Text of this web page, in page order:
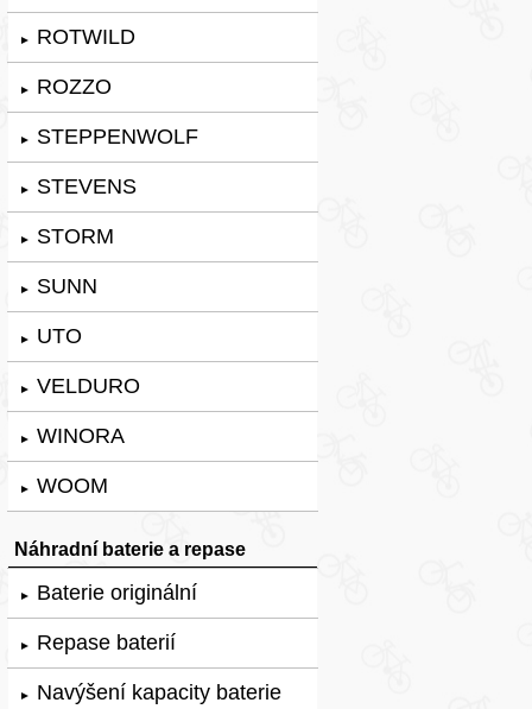
► ROTWILD
► ROZZO
► STEPPENWOLF
► STEVENS
► STORM
► SUNN
► UTO
► VELDURO
► WINORA
► WOOM
Náhradní baterie a repase
► Baterie originální
► Repase baterií
► Navýšení kapacity baterie